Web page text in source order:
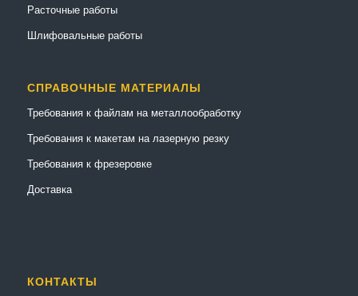
Расточные работы
Шлифовальные работы
СПРАВОЧНЫЕ МАТЕРИАЛЫ
Требования к файлам на металлообработку
Требования к макетам на лазерную резку
Требования к фрезеровке
Доставка
КОНТАКТЫ